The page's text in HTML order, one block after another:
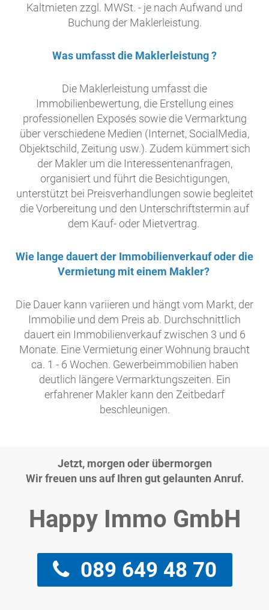
Kaltmieten zzgl. MWSt. - je nach Aufwand und
Buchung der Maklerleistung.
Was umfasst die Maklerleistung ?
Die Maklerleistung umfasst die
Immobilienbewertung, die Erstellung eines
professionellen Exposés sowie die Vermarktung
über verschiedene Medien (Internet, SocialMedia,
Objektschild, Zeitung usw.). Zudem kümmert sich
der Makler um die Interessentenanfragen,
organisiert und führt die Besichtigungen,
unterstützt bei Preisverhandlungen sowie begleitet
die Vorbereitung und den Unterschriftstermin auf
dem Kauf- oder Mietvertrag.
Wie lange dauert der Immobilienverkauf oder die
Vermietung mit einem Makler?
Die Dauer kann variieren und hängt vom Markt, der
Immobilie und dem Preis ab. Durchschnittlich
dauert ein Immobilienverkauf zwischen 3 und 6
Monate. Eine Vermietung einer Wohnung braucht
ca. 1 - 6 Wochen. Gewerbeimmobilien haben
deutlich längere Vermarktungszeiten. Ein
erfahrener Makler kann den Zeitbedarf
beschleunigen.
Jetzt, morgen oder übermorgen
Wir freuen uns auf Ihren gut gelaunten Anruf.
Happy Immo GmbH
089 649 48 70